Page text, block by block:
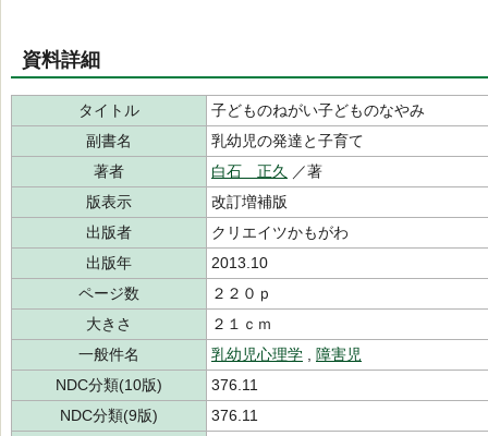
資料詳細
タイトル
子どものねがい子どものなやみ
副書名
乳幼児の発達と子育て
著者
白石 正久
／著
版表示
改訂増補版
出版者
クリエイツかもがわ
出版年
2013.10
ページ数
２２０ｐ
大きさ
２１ｃｍ
一般件名
乳幼児心理学
障害児
NDC分類(10版)
376.11
NDC分類(9版)
376.11